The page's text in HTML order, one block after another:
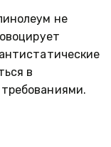
не
в